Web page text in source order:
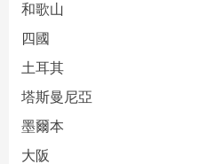
和歌山
四國
土耳其
塔斯曼尼亞
墨爾本
大阪